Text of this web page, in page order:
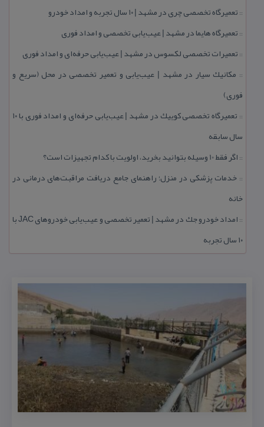
:: تعمیرگاه تخصصی چری در مشهد | ۱۰ سال تجربه و امداد خودرو
:: تعمیرگاه هایما در مشهد | عیب‌یابی تخصصی و امداد فوری
:: تعمیرات تخصصی لكسوس در مشهد | عیب‌یابی حرفه‌ای و امداد فوری
:: مكانیك سیار در مشهد | عیب‌یابی و تعمیر تخصصی در محل (سریع و
فوری)
::
تعمیرگاه تخصصی كوییك در مشهد | عیب‌یابی حرفه‌ای و امداد فوری با ۱۰
سال سابقه
:: اگر فقط 10 وسیله بتوانید بخرید، اولویت با كدام تجهیزات است؟
:: خدمات پزشكی در منزل؛ راهنمای جامع دریافت مراقبت‌های درمانی در
خانه
::
امداد خودرو جك در مشهد | تعمیر تخصصی و عیب‌یابی خودروهای JAC با
۱۰ سال تجربه